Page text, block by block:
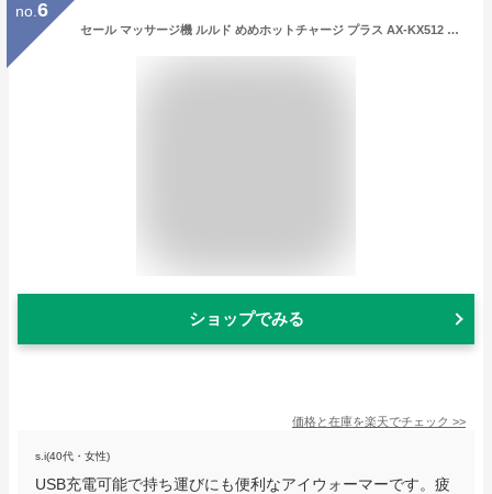
no. 6
セール マッサージ機 ルルド めめホットチャージ プラス AX-KX512 ホット アイマスク アイピロー アイウォーマー リラックス 癒し 疲れ目 携帯 充電 USB パソコン アテックス ラッピング無料 プレゼント ギフト 美容 健康 雑貨 送料無料
ショップでみる
価格と在庫を楽天でチェック >>
s.i(40代・女性)
USB充電可能で持ち運びにも便利なアイウォーマーです。疲